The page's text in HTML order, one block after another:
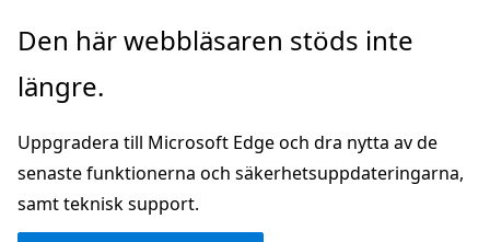
Hoppa
huvudinnehåll
Den här webbläsaren stöds inte
längre.
Uppgradera till Microsoft Edge och dra nytta av de
senaste funktionerna och säkerhetsuppdateringarna,
samt teknisk support.